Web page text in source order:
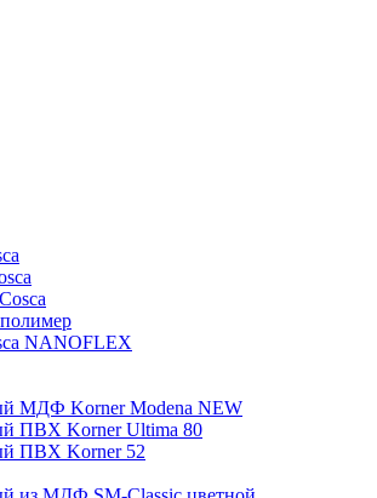
NANOFLEX
МДФ Korner Modena NEW
ПВХ Korner Ultima 80
ПВХ Korner 52